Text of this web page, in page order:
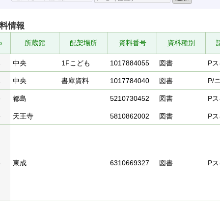
情報
所蔵館 配架場所 資料番号 資料種別
中央 1Fこども 1017884055 図書 P
中央 書庫資料 1017784040 図書 P/
都島 5210730452 図書 P
天王寺 5810862002 図書 P
東成 6310669327 図書 P